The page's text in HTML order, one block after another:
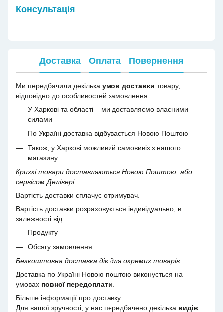
Консультація
Доставка Оплата Повернення
Ми передбачили декілька умов доставки товару,
відповідно до особливостей замовлення.
У Харкові та області – ми доставляємо власними
силами
По Україні доставка відбувається Новою Поштою
Також, у Харкові можливий самовивіз з нашого
магазину
Крихкі товари доставляються Новою Поштою, або
сервісом Делівері
Вартість доставки сплачує отримувач.
Вартість доставки розраховується індивідуально, в
залежності від:
Продукту
Обсягу замовлення
Безкоштовна доставка діє для окремих товарів
Доставка по Україні Новою поштою виконується на
умовах повної передоплати
Більше інформації про доставку
Для вашої зручності, у нас передбачено декілька видів